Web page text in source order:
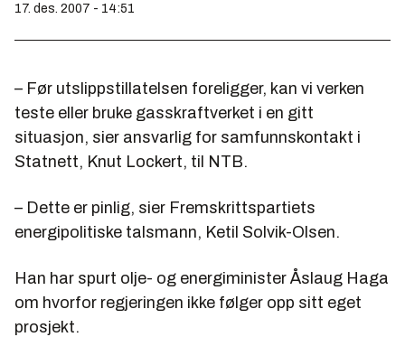
17. des. 2007 - 14:51
– Før utslippstillatelsen foreligger, kan vi verken
teste eller bruke gasskraftverket i en gitt
situasjon, sier ansvarlig for samfunnskontakt i
Statnett, Knut Lockert, til NTB.
– Dette er pinlig, sier Fremskrittspartiets
energipolitiske talsmann, Ketil Solvik-Olsen.
Han har spurt olje- og energiminister Åslaug Haga
om hvorfor regjeringen ikke følger opp sitt eget
prosjekt.